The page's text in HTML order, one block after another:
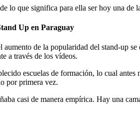
lo que significa para ella ser hoy una
Up en Paraguay
aumento de la popularidad del stand-up
a través de los vídeos.
escuelas de formación, lo cual
por primera vez.
casi de manera empírica. Hay una